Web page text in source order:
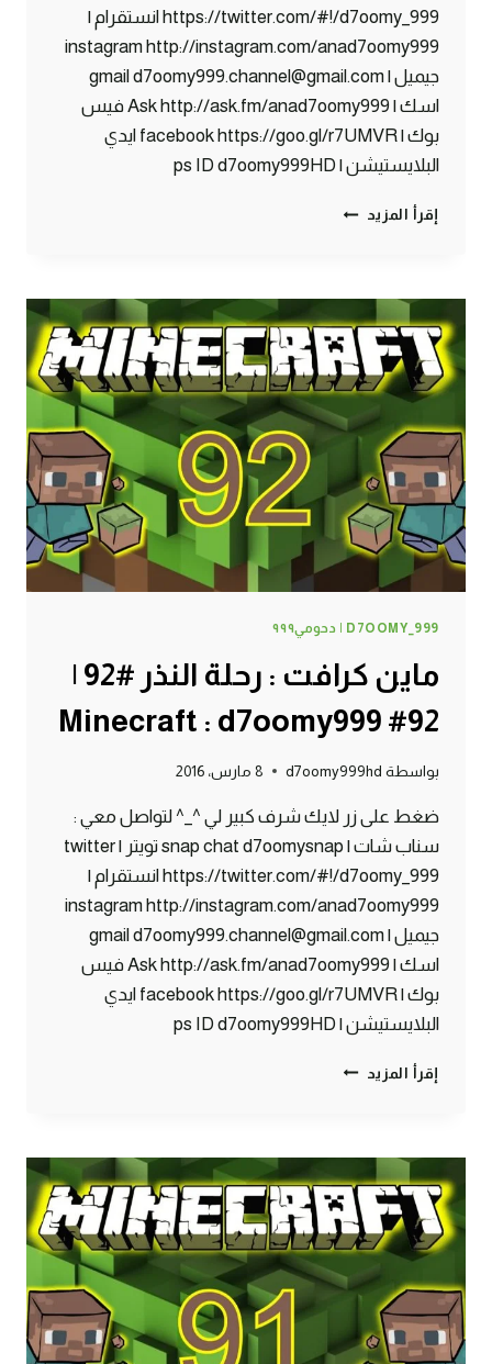
https://twitter.com/#!/d7oomy_999 انستقرام |
instagram http://instagram.com/anad7oomy999
جيميل | gmail d7oomy999.channel@gmail.com
اسك | Ask http://ask.fm/anad7oomy999 فيس
بوك | facebook https://goo.gl/r7UMVR ايدي
البلايستيشن | ps ID d7oomy999HD
إقرأ المزيد ماين
الغريبة
!
#93
|
93#
MINECRAFT
:
D7OOMY999
D7OOMY_999 | دحومي٩٩٩
ماين كرافت : رحلة النذر #92 |
92# Minecraft : d7oomy999
بواسطة d7oomy999hd 8 مارس، 2016
ضغط على زر لايك شرف كبير لي ^_^ لتواصل معي :
سناب شات | snap chat d7oomysnap تويتر | twitter
https://twitter.com/#!/d7oomy_999 انستقرام |
instagram http://instagram.com/anad7oomy999
جيميل | gmail d7oomy999.channel@gmail.com
اسك | Ask http://ask.fm/anad7oomy999 فيس
بوك | facebook https://goo.gl/r7UMVR ايدي
البلايستيشن | ps ID d7oomy999HD
إقرأ المزيد ماين
النذر
#92
92#
MINECRAFT
:
D7OOMY999